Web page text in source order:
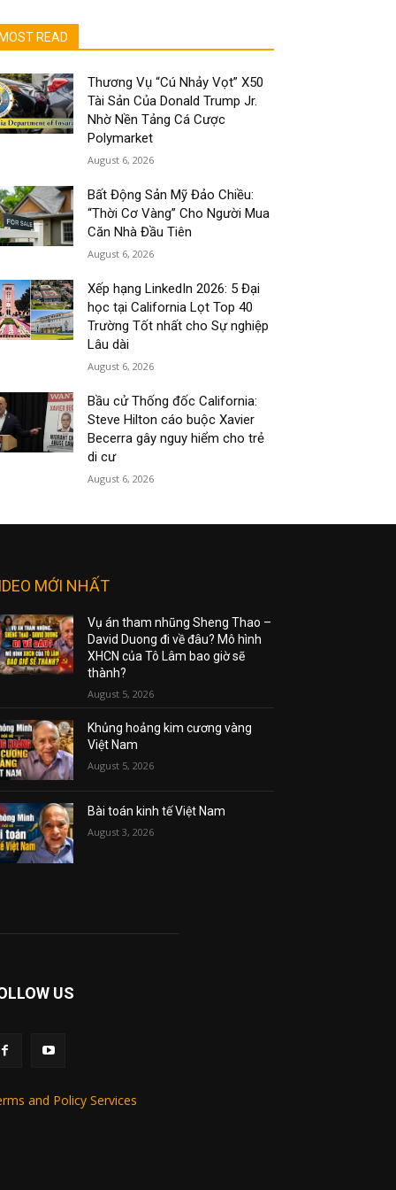
MOST READ
Thương Vụ “Cú Nhảy Vọt” X50
Tài Sản Của Donald Trump Jr.
Nhờ Nền Tảng Cá Cược
Polymarket
August 6, 2026
Bất Động Sản Mỹ Đảo Chiều:
“Thời Cơ Vàng” Cho Người Mua
Căn Nhà Đầu Tiên
August 6, 2026
Xếp hạng LinkedIn 2026: 5 Đại
học tại California Lọt Top 40
Trường Tốt nhất cho Sự nghiệp
Lâu dài
August 6, 2026
Bầu cử Thống đốc California:
Steve Hilton cáo buộc Xavier
Becerra gây nguy hiểm cho trẻ
di cư
August 6, 2026
MỚI NHẤT
Vụ án tham nhũng Sheng Thao –
David Duong đi về đâu? Mô hình
XHCN của Tô Lâm bao giờ sẽ
thành?
August 5, 2026
Khủng hoảng kim cương vàng
Việt Nam
August 5, 2026
Bài toán kinh tế Việt Nam
August 3, 2026
US
and Policy Services